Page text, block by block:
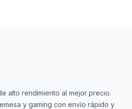
alto rendimiento al mejor precio.
y gaming con envío rápido y